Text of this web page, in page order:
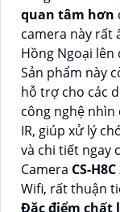
quan tâm hơn
camera này rất
Hồng Ngoại lên
Sản phẩm này
hỗ trợ cho các
công nghệ
IR, giúp xử lý
và chi tiết ngay
Camera CS-
Wifi, rất thuận
Đặc điểm chất